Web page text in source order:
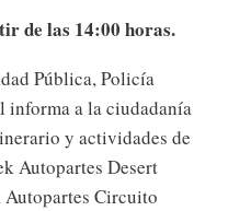
de las 14:00 horas.
Pública, Policía
a la ciudadanía
y actividades de
Autopartes Desert
Autopartes Circuito